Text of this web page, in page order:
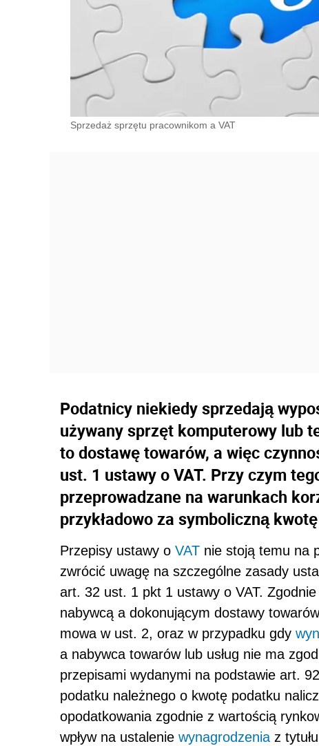
Sprzedaż sprzętu pracownikom a VAT
Podatnicy niekiedy sprzedają
używany sprzęt komputerowy lub
to dostawę towarów, a więc
ust. 1 ustawy o VAT. Przy czym
przeprowadzane na warunkach
przykładowo za symboliczną
Przepisy ustawy o VAT nie stoją temu na
zwrócić uwagę na szczególne zasady
art. 32 ust. 1 pkt 1 ustawy o VAT.
nabywcą a dokonującym dostawy
mowa w ust. 2, oraz w przypadku gdy
a nabywca towarów lub usług nie ma
przepisami wydanymi na podstawie art.
podatku należnego o kwotę podatku
opodatkowania zgodnie z wartością
wpływ na ustalenie wynagrodzeniaz